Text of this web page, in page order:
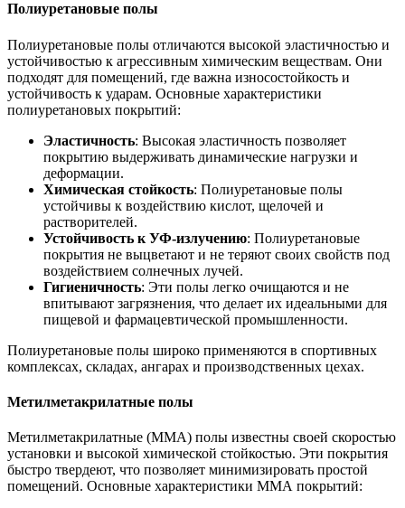
Полиуретановые полы
Полиуретановые полы отличаются высокой эластичностью и
устойчивостью к агрессивным химическим веществам. Они
подходят для помещений, где важна износостойкость и
устойчивость к ударам. Основные характеристики
полиуретановых покрытий:
Эластичность: Высокая эластичность позволяет
покрытию выдерживать динамические нагрузки и
деформации.
Химическая стойкость: Полиуретановые полы
устойчивы к воздействию кислот, щелочей и
растворителей.
Устойчивость к УФ-излучению: Полиуретановые
покрытия не выцветают и не теряют своих свойств под
воздействием солнечных лучей.
Гигиеничность: Эти полы легко очищаются и не
впитывают загрязнения, что делает их идеальными для
пищевой и фармацевтической промышленности.
Полиуретановые полы широко применяются в спортивных
комплексах, складах, ангарах и производственных цехах.
Метилметакрилатные полы
Метилметакрилатные (ММА) полы известны своей скоростью
установки и высокой химической стойкостью. Эти покрытия
быстро твердеют, что позволяет минимизировать простой
помещений. Основные характеристики ММА покрытий: